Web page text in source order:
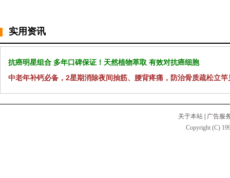
实用资讯
抗癌明星组合 多年口碑保证！天然植物萃取 有效对抗癌细胞
中老年补钙必备，2星期消除夜间抽筋、腰背疼痛，防治骨质疏松立竿
关于本站
广告服
Copyright (C)